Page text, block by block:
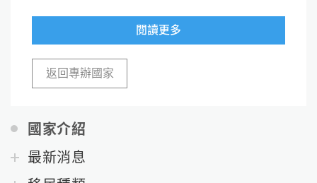
國家介紹
最新消息
閱讀更多
返回專辦國家